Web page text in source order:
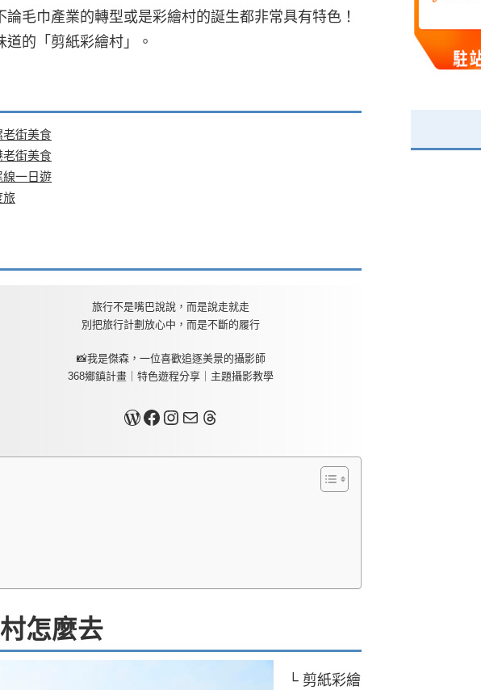
毛巾產業的轉型或是彩繪村的誕生都非常具有特色！
的「剪紙彩繪村」。
老街美食
老街美食
一日遊
旅
旅行不是嘴巴說說，而是說走就走
別把旅行計劃放心中，而是不斷的履行
📸我是傑森，一位喜歡追逐美景的攝影師
368鄉鎮計畫｜特色遊程分享｜主題攝影教學
關於我Facebook InstagramMail Threads
怎麼去
└ 剪紙彩繪